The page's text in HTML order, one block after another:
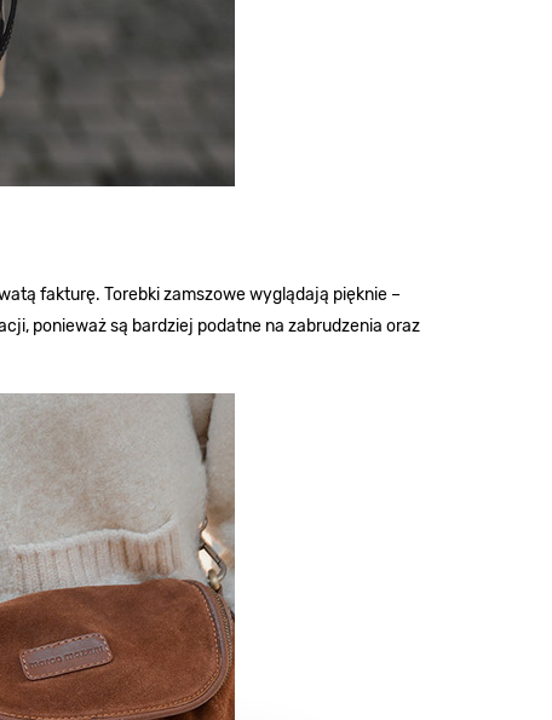
fakturę. Torebki zamszowe wyglądają pięknie –
ponieważ są bardziej podatne na zabrudzenia oraz